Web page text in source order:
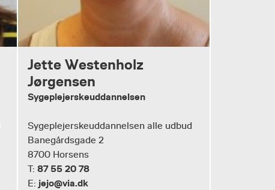
Jette Westenholz
Jørgensen
Sygeplejerskeuddannelsen
Sygeplejerskeuddannelsen alle udbud
Banegårdsgade 2
8700 Horsens
T: 87 55 20 78
E: jejo@via.dk